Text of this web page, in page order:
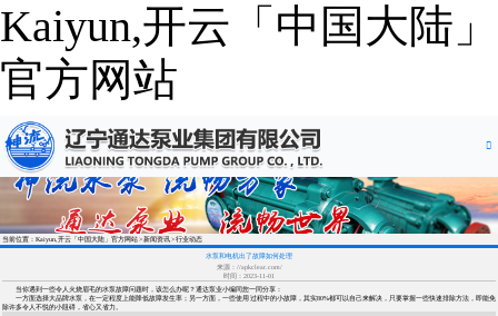
Kaiyun,开云「中国大陆」
官方网站
当前位置：Kaiyun,开云「中国大陆」官方网站 新闻资讯 行业动态
水泵和电机出了故障如何处理
来源：//apkclear.com/
时间：2023-11-01
当你遇到一些令人火烧眉毛的水泵故障问题时，该怎么办呢？通达泵业小编同您一同分享：
一方面选择大品牌水泵，在一定程度上能降低故障发生率；另一方面，一些使用过程中的小故障，其实80%都可以自己来解决，只要掌握一些快速排除方法，即能免
除许多令人不悦的小阻碍，省心又省力。